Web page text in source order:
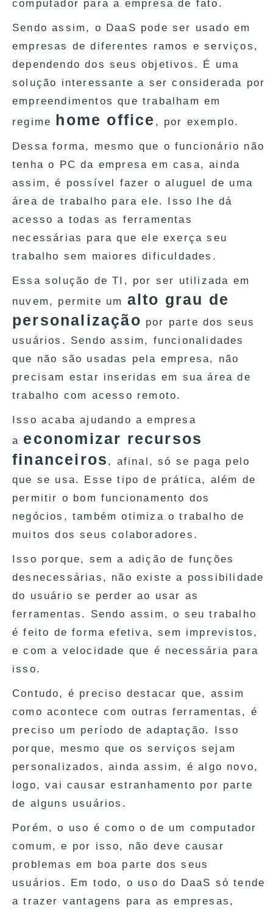
computador para a empresa de fato.
Sendo assim, o DaaS pode ser usado em
empresas de diferentes ramos e serviços,
dependendo dos seus objetivos. É uma
solução interessante a ser considerada por
empreendimentos que trabalham em
regime home office , por exemplo.
Dessa forma, mesmo que o funcionário não
tenha o PC da empresa em casa, ainda
assim, é possível fazer o aluguel de uma
área de trabalho para ele. Isso lhe dá
acesso a todas as ferramentas
necessárias para que ele exerça seu
trabalho sem maiores dificuldades.
Essa solução de TI, por ser utilizada em
nuvem, permite um alto grau de
personalização por parte dos seus
usuários. Sendo assim, funcionalidades
que não são usadas pela empresa, não
precisam estar inseridas em sua área de
trabalho com acesso remoto.
Isso acaba ajudando a empresa
a economizar recursos
financeiros , afinal, só se paga pelo
que se usa. Esse tipo de prática, além de
permitir o bom funcionamento dos
negócios, também otimiza o trabalho de
muitos dos seus colaboradores.
Isso porque, sem a adição de funções
desnecessárias, não existe a possibilidade
do usuário se perder ao usar as
ferramentas. Sendo assim, o seu trabalho
é feito de forma efetiva, sem imprevistos,
e com a velocidade que é necessária para
isso.
Contudo, é preciso destacar que, assim
como acontece com outras ferramentas, é
preciso um período de adaptação. Isso
porque, mesmo que os serviços sejam
personalizados, ainda assim, é algo novo,
logo, vai causar estranhamento por parte
de alguns usuários.
Porém, o uso é como o de um computador
comum, e por isso, não deve causar
problemas em boa parte dos seus
usuários. Em todo, o uso do DaaS só tende
a trazer vantagens para as empresas,